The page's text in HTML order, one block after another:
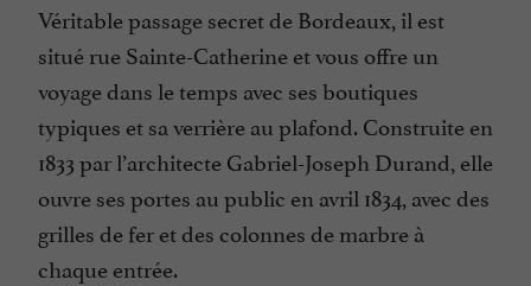
Véritable passage secret de Bordeaux, il est
situé rue Sainte-Catherine et vous offre un
voyage dans le temps avec ses boutiques
typiques et sa verrière au plafond. Construite en
1833 par l’architecte Gabriel-Joseph Durand, elle
ouvre ses portes au public en avril 1834, avec des
grilles de fer et des colonnes de marbre à
chaque entrée.